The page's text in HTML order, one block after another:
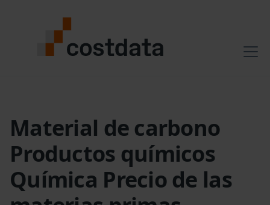
Material de carbono
Productos químicos
Química Precio de las